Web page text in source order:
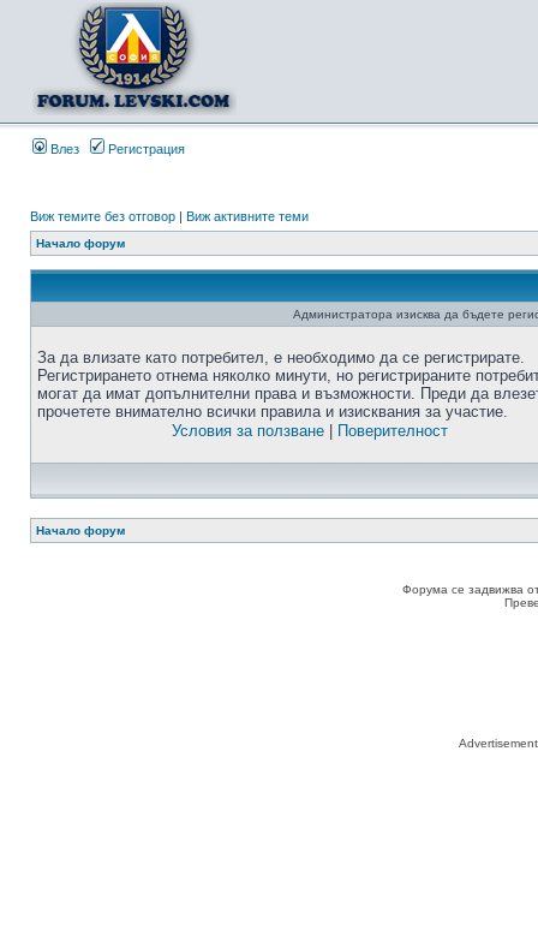
Влез Регистрация
Виж темите без отговор | Виж активните теми
Начало форум
Администратора изисква да бъдете
За да влизате като потребител, е необходимо да се регистрирате.
Регистрирането отнема няколко минути, но регистрираните
могат да имат допълнителни права и възможности. Преди да
прочетете внимателно всички правила и изисквания за участие.
Условия за ползване| Поверителност
Начало форум
Форума се задвижва